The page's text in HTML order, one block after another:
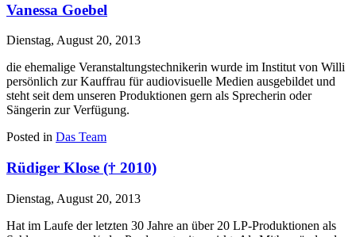
Vanessa Goebel
Dienstag, August 20, 2013
die ehemalige Veranstaltungstechnikerin wurde im Institut von Willi
persönlich zur Kauffrau für audiovisuelle Medien ausgebildet und
steht seit dem unseren Produktionen gern als Sprecherin oder
Sängerin zur Verfügung.
Posted in Das Team
Rüdiger Klose († 2010)
Dienstag, August 20, 2013
Hat im Laufe der letzten 30 Jahre an über 20 LP-Produktionen als